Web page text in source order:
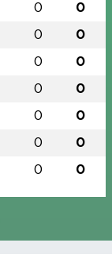
0 0
0 0
0 0
0 0
0 0
0 0
0 0